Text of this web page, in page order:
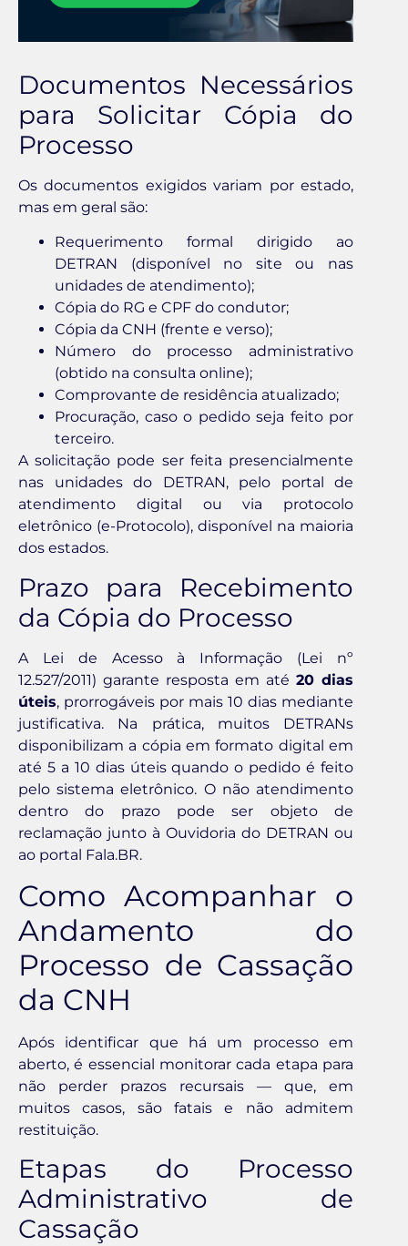
Documentos Necessários
para Solicitar Cópia do
Processo
Os documentos exigidos variam por estado,
mas em geral são:
Requerimento formal dirigido ao
DETRAN (disponível no site ou nas
unidades de atendimento);
Cópia do RG e CPF do condutor;
Cópia da CNH (frente e verso);
Número do processo administrativo
(obtido na consulta online);
Comprovante de residência atualizado;
Procuração, caso o pedido seja feito por
terceiro.
A solicitação pode ser feita presencialmente
nas unidades do DETRAN, pelo portal de
atendimento digital ou via protocolo
eletrônico (e-Protocolo), disponível na maioria
dos estados.
Prazo para Recebimento
da Cópia do Processo
A Lei de Acesso à Informação (Lei nº
12.527/2011) garante resposta em até 20 dias
úteis, prorrogáveis por mais 10 dias mediante
justificativa. Na prática, muitos DETRANs
disponibilizam a cópia em formato digital em
até 5 a 10 dias úteis quando o pedido é feito
pelo sistema eletrônico. O não atendimento
dentro do prazo pode ser objeto de
reclamação junto à Ouvidoria do DETRAN ou
ao portal Fala.BR.
Como Acompanhar o
Andamento do
Processo de Cassação
da CNH
Após identificar que há um processo em
aberto, é essencial monitorar cada etapa para
não perder prazos recursais — que, em
muitos casos, são fatais e não admitem
restituição.
Etapas do Processo
Administrativo de
Cassação